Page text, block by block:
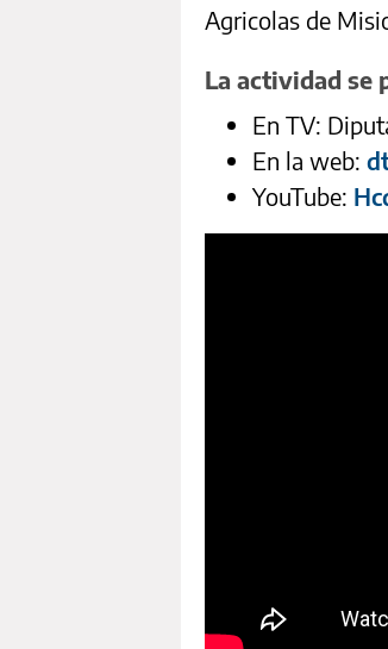
Agricolas de
La actividad se
En TV:
En la web:
YouTube: